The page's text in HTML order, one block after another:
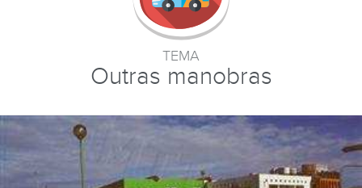
TEMA
Outras manobras